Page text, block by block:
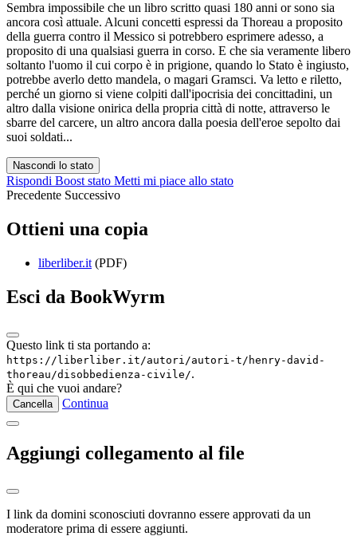
Sembra impossibile che un libro scritto quasi 180 anni or sono sia
ancora così attuale. Alcuni concetti espressi da Thoreau a proposito
della guerra contro il Messico si potrebbero esprimere adesso, a
proposito di una qualsiasi guerra in corso. E che sia veramente libero
soltanto l'uomo il cui corpo è in prigione, quando lo Stato è ingiusto,
potrebbe averlo detto mandela, o magari Gramsci. Va letto e riletto,
perché un giorno si viene colpiti dall'ipocrisia dei concittadini, un
altro dalla visione onirica della propria città di notte, attraverso le
sbarre del carcere, un altro ancora dalla poesia dell'eroe sepolto dai
suoi soldati...
Nascondi lo stato
Rispondi Boost stato Metti mi piace allo stato
Precedente Successivo
Ottieni una copia
liberliber.it (PDF)
Esci da BookWyrm
Questo link ti sta portando a:
https://liberliber.it/autori/autori-t/henry-david-
thoreau/disobbedienza-civile/.
È qui che vuoi andare?
Cancella Continua
Aggiungi collegamento al file
I link da domini sconosciuti dovranno essere approvati da un
moderatore prima di essere aggiunti.